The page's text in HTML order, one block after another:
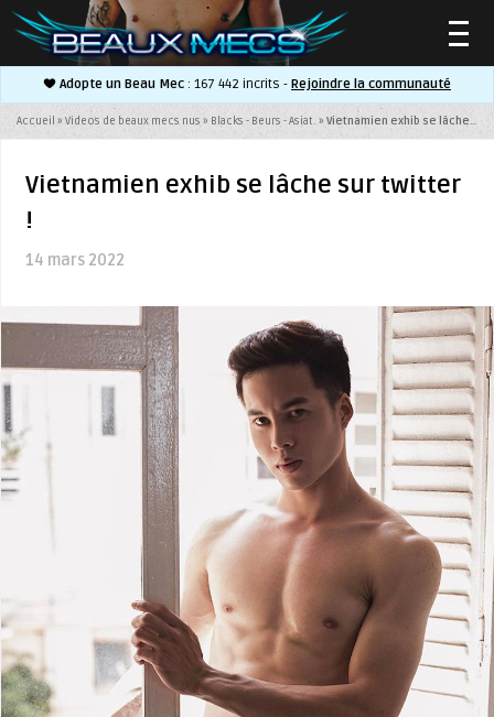
Adopte un Beau Mec : 167 442 incrits - Rejoindre la communauté
Accueil » Videos de beaux mecs nus » Blacks - Beurs - Asiat. » Vietnamien exhib se lâche sur twitter !
Vietnamien exhib se lâche sur twitter
!
14 mars 2022
▼